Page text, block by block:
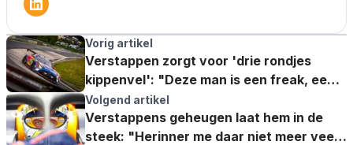
Vorig artikel
Verstappen zorgt voor 'drie rondjes
kippenvel': "Deze man is een freak, een
natuurtalent"
Volgend artikel
Verstappens geheugen laat hem in de
steek: "Herinner me daar niet meer veel